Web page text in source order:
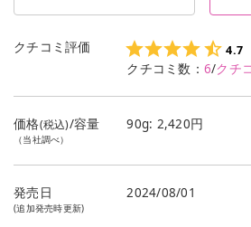
クチコミ評価 4.7
クチコミ数： 6/クチ
価格(税込)/容量
（当社調べ）
90g: 2,420円
発売日
(追加発売時更新)
2024/08/01